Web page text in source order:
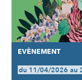
EVÈNEMENT
du 11/04/2026 au